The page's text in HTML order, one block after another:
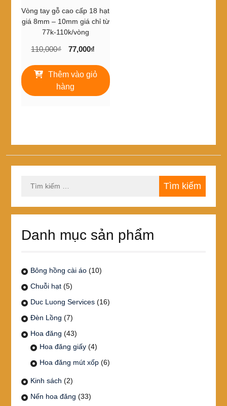
Vòng tay gỗ cao cấp 18 hạt
giá 8mm – 10mm giá chỉ từ
77k-110k/vòng
110,000₫
Giá
là:
110,000₫.
77,000₫
tại
77,000₫.
Thêm vào giỏ
hàng
kiếm
Danh mục sản phẩm
Bông hồng cài áo (10)
Chuỗi hạt (5)
Duc Luong Services (16)
Đèn Lồng (7)
Hoa đăng (43)
Hoa đăng giấy (4)
Hoa đăng mút xốp (6)
Kinh sách (2)
Nến hoa đăng (33)